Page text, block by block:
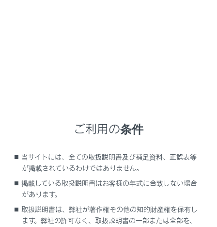
次の状況のとき、車の状態や誤操作などをお知らせする
車に乗るとき／降りるとき
走行しているとき
ご利用の条件
当サイトには、全ての取扱説明書及び補足資料、正誤表等
が掲載されているわけではありません。
掲載している取扱説明書はお客様の年式に合致しない場合
があります。
取扱説明書は、弊社が著作権その他の知的財産権を保有し
ます。弊社の許可なく、取扱説明書の一部または全部を、